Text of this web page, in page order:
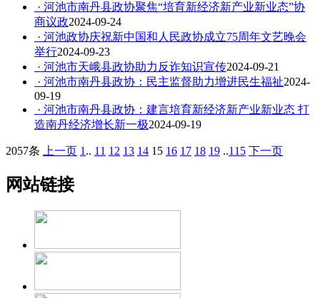
· 河池市南丹县政协聚焦“培育新经济新产业新业态”协
商议政2024-09-24
· 河池政协庆祝新中国和人民政协成立75周年文艺晚会
举行2024-09-23
· 河池市天峨县政协助力反诈知识宣传2024-09-21
· 河池市南丹县政协：民主监督助力增进民生福祉2024-
09-19
· 河池市南丹县政协：建言培育新经济新产业新业态 打
造南丹经济增长新一极2024-09-19
2057条 上一页 1 .. 11 12 13 14 15 16 17 18 19 ..115 下一页
网站链接